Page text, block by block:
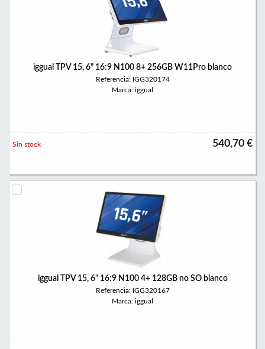
iggual TPV 15, 6" 16:9 N100 8+ 256GB W11Pro blanco
Referencia: IGG320174
Marca: iggual
540,70 €
Sin stock
iggual TPV 15, 6" 16:9 N100 4+ 128GB no SO blanco
Referencia: IGG320167
Marca: iggual